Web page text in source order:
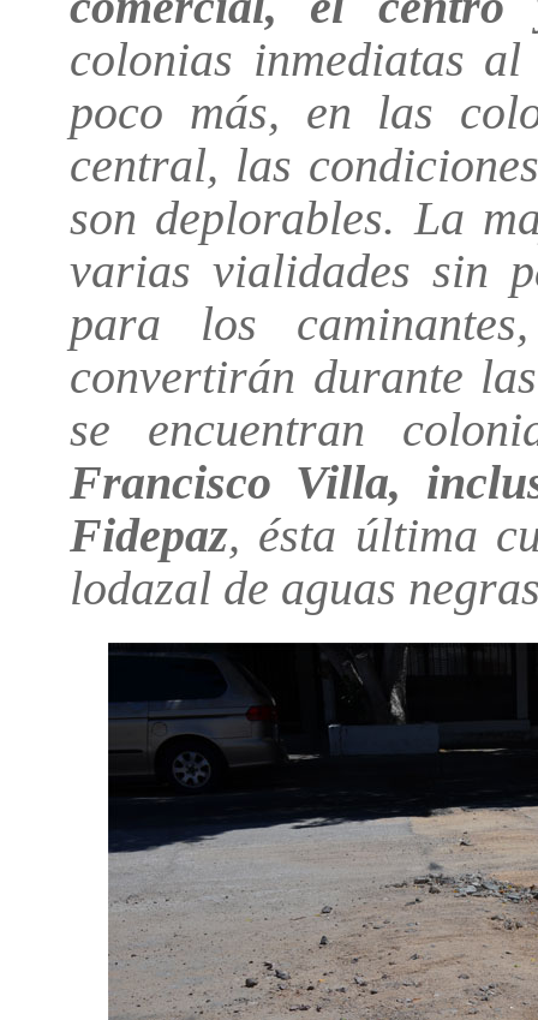
colonias inmediatas
poco más, en las
central, las
son deplorables. La
varias vialidades sin
para los
convertirán durante
se encuentran
Francisco Villa,
Fidepaz, ésta última
lodazal de aguas